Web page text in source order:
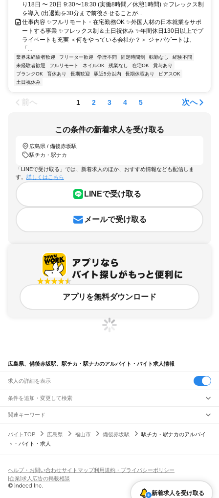
り18日 〜 20日 9:30〜18:30 (実働8時間／休憩1時間) ☆フレックス制
を導入 (出退勤を30分まで前後させることが...
仕事内容 ✨フルリモート・在宅勤務OK ✨外国人材の日本就業をサポ
ートする事業 ✨フレックス制＆土日祝休み ✨年間休日130日以上でプ
ライベートも充実 ＜何をやっている会社か？＞ ジャパゲートは、
「...
業界未経験者歓迎 フリーター歓迎 学歴不問 固定時間制 転勤なし
経験不問
未経験者歓迎
フルリモート ネイルOK 残業なし 在宅OK
賞与あり
ブランクOK
育休あり 長期歓迎 駅近5分以内 長期休暇あり
ピアスOK
土日祝休み
前へ 1 2 3 4 5 次へ
この条件の新着求人を受け取る
広島県 / 備後赤坂駅
駅チカ・駅ナカ
「LINEで受け取る」では、新着求人のほか、おすすめ情報なども配信しま
す。 詳しくはこちら
LINEで受け取る
メールで受け取る
アプリを無料ダウンロード
広島県、備後赤坂駅、駅チカ・駅ナカのアルバイト・バイト求人情報
求人の詳細を表示
条件を追加・変更して検索
市区町村を追加・変更
広島県すべて
広島市 すべて
安芸高田市江田島市安芸郡山県郡豊田郡世羅郡神石郡
駅を追加・変更
JR山陽本線(三原～岩国)
三原駅本郷駅河内駅入野駅 寺家駅八本松駅瀬野駅中野東駅
安芸中野駅
新白島駅 横川駅
前空駅 大野浦駅玖波駅大竹駅
職種を追加・変更
飲食・フードサービスすべて
ホールスタッフキッチンスタッフ
パン屋（ベーカリー）
バー（BAR）・バーテンダー
飲食店（店長・マネージャー）
人気
日払いOK高校生歓迎 髪型・髪色自由
留学生・外国人活躍中
雇用形態を追加・変更
関連キーワード
バイトTOP
広島県 福山市 備後赤坂駅
駅チカ・駅ナカのアルバイ
ト・バイト・求人
新着求人を受け取る
ヘルプ・お問い合わせサイトマップ利用規約・プライバシーポリシー
[企業]求人広告の掲載相談